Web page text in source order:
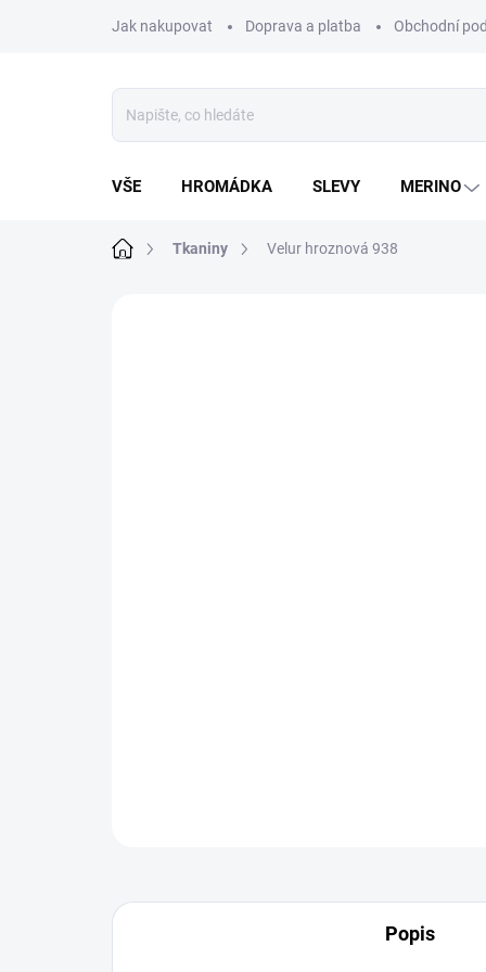
Jak nakupovat Doprava a platba Obchodní
VŠE HROMÁDKA SLEVY MERINO
Domů Tkaniny Velur hroznová 938
Popis